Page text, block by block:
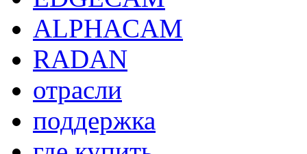
ALPHACAM
RADAN
отрасли
поддержка